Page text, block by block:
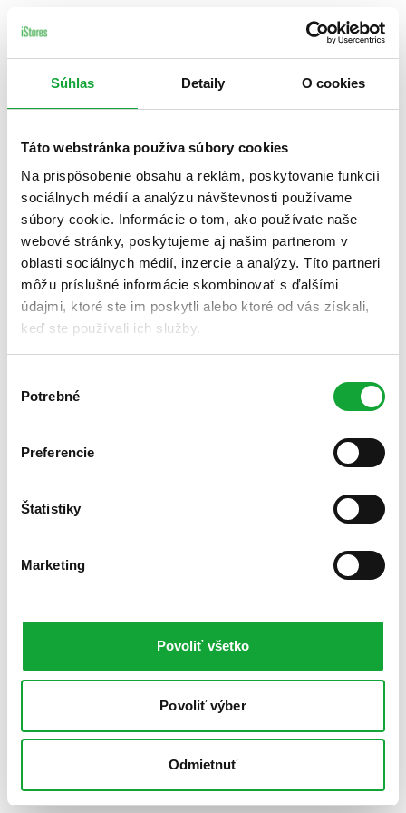
Súhlas Detaily O cookies
Táto webstránka používa súbory cookies
Na prispôsobenie obsahu a reklám, poskytovanie funkcií
sociálnych médií a analýzu návštevnosti používame
súbory cookie. Informácie o tom, ako používate naše
webové stránky, poskytujeme aj našim partnerom v
oblasti sociálnych médií, inzercie a analýzy. Títo partneri
môžu príslušné informácie skombinovať s ďalšími
údajmi, ktoré ste im poskytli alebo ktoré od vás získali,
keď ste používali ich služby.
súhlasu
Potrebné
Preferencie
Štatistiky
Marketing
Povoliť všetko
Povoliť výber
Odmietnuť